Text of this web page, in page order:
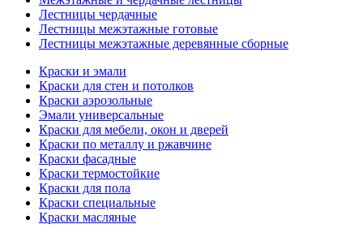
Лестницы чердачные
Лестницы межэтажные готовые
Лестницы межэтажные деревянные сборные
Краски и эмали
Краски для стен и потолков
Краски аэрозольные
Эмали универсальные
Краски для мебели, окон и дверей
Краски по металлу и ржавчине
Краски фасадные
Краски термостойкие
Краски для пола
Краски специальные
Краски масляные